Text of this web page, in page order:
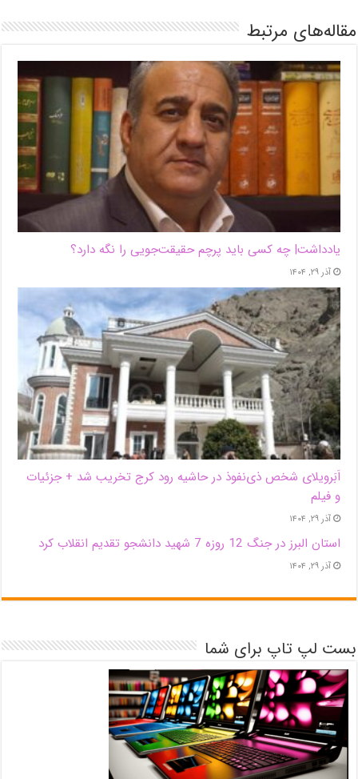
مقاله‌های مرتبط
یادداشت| ‌چه کسی باید پرچم حقیقت‌جویی را نگه دارد؟
آذر ۲۹, ۱۴۰۴
اَبَر‌ویلای شخص ذی‌نفوذ در حاشیه‌ رود کرج تخریب شد + جزئیات
و فیلم
آذر ۲۹, ۱۴۰۴
استان البرز در جنگ 12 روزه 7 شهید دانشجو تقدیم انقلاب کرد
آذر ۲۹, ۱۴۰۴
بست لپ تاپ برای شما